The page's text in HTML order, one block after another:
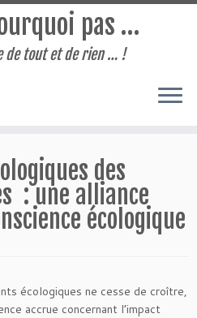
pas …
de tout et de rien … !
des
: une alliance
écologique
écologiques ne cesse de croître,
accrue concernant l’impact